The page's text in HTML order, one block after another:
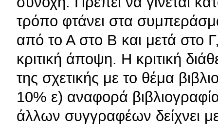
τρόπο φτάνει στα
από το Α στο Β και μετά στο
κριτική άποψη. Η κριτική
της σχετικής με το θέμα
10% ε) αναφορά
άλλων συγγραφέων δείχνει